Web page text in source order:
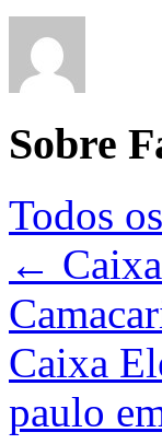
Sobre
Todos
←
Caixa
paulo